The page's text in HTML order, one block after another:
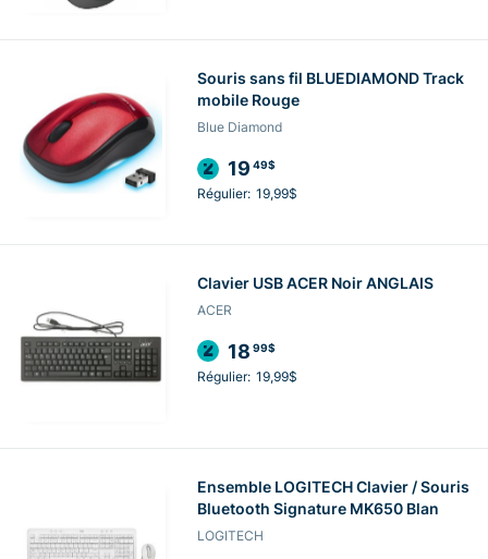
Souris sans fil BLUEDIAMOND Track
mobile Rouge
Blue Diamond
19 49$
Régulier: 19,99$
Clavier USB ACER Noir ANGLAIS
ACER
18 99$
Régulier: 19,99$
Ensemble LOGITECH Clavier / Souris
Bluetooth Signature MK650 Blan
LOGITECH